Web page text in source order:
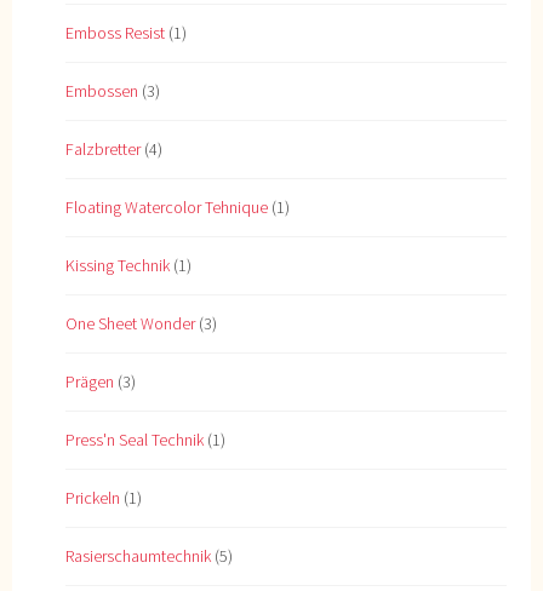
Emboss Resist (1)
Embossen (3)
Falzbretter(4)
Floating Watercolor Tehnique (1)
Kissing Technik (1)
One Sheet Wonder(3)
Prägen (3)
Press'n Seal Technik (1)
Prickeln (1)
Rasierschaumtechnik (5)